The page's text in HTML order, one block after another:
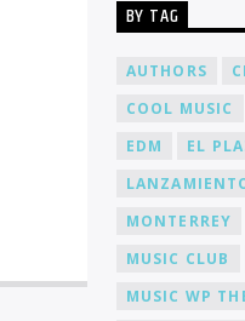
BY TAG
AUTHORS
COOL MUSIC
EDM
EL
MONTERREY
MUSIC CLUB
MUSIC WP